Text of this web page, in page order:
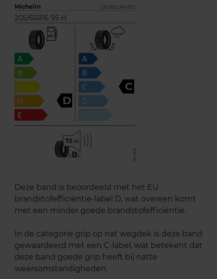
Michelin CROSSCLIMATE 2
205/65R16 95 H
D
C
72
ABC
Deze band is beoordeeld met het EU
brandstofefficiëntie-label D, wat overeen komt
met een minder goede brandstofefficiëntie.
In de categorie grip op nat wegdek is deze band
gewaardeerd met een C-label, wat betekent dat
deze band goede grip heeft bij natte
weersomstandigheden.